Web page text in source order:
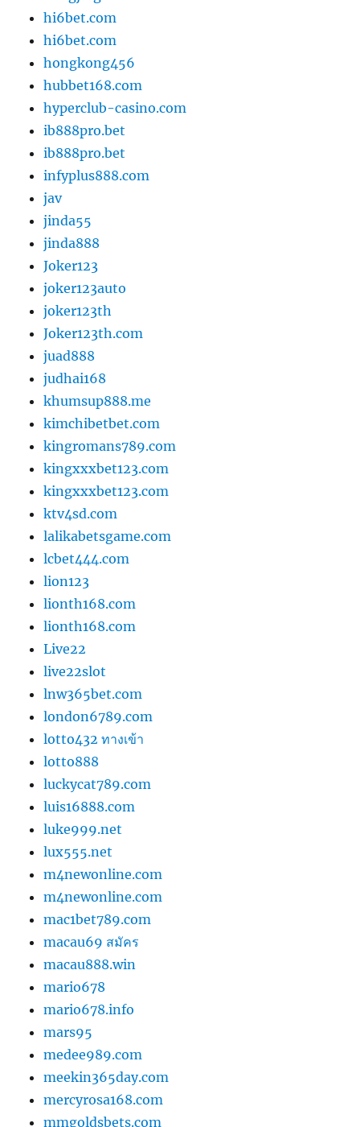
hi6bet.com
hi6bet.com
hongkong456
hubbet168.com
hyperclub-casino.com
ib888pro.bet
ib888pro.bet
infyplus888.com
jav
jinda55
jinda888
Joker123
joker123auto
joker123th
Joker123th.com
juad888
judhai168
khumsup888.me
kimchibetbet.com
kingromans789.com
kingxxxbet123.com
kingxxxbet123.com
ktv4sd.com
lalikabetsgame.com
lcbet444.com
lion123
lionth168.com
lionth168.com
Live22
live22slot
lnw365bet.com
london6789.com
lotto432 ทางเข้า
lotto888
luckycat789.com
luis16888.com
luke999.net
lux555.net
m4newonline.com
m4newonline.com
mac1bet789.com
macau69 สมัคร
macau888.win
mario678
mario678.info
mars95
medee989.com
meekin365day.com
mercyrosa168.com
mmgoldsbets.com